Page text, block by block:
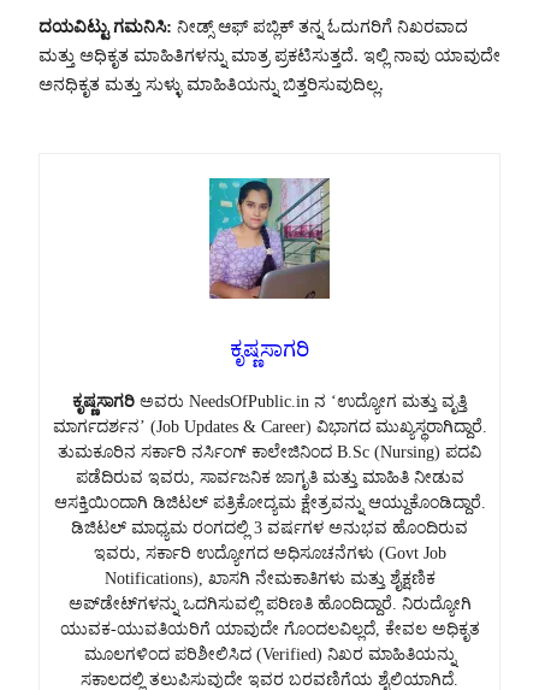
ದಯವಿಟ್ಟು ಗಮನಿಸಿ: ನೀಡ್ಸ್ ಆಫ್ ಪಬ್ಲಿಕ್ ತನ್ನ ಓದುಗರಿಗೆ ನಿಖರವಾದ
ಮತ್ತು ಅಧಿಕೃತ ಮಾಹಿತಿಗಳನ್ನು ಮಾತ್ರ ಪ್ರಕಟಿಸುತ್ತದೆ. ಇಲ್ಲಿ ನಾವು ಯಾವುದೇ
ಅನಧಿಕೃತ ಮತ್ತು ಸುಳ್ಳು ಮಾಹಿತಿಯನ್ನು ಬಿತ್ತರಿಸುವುದಿಲ್ಲ.
ಕೃಷ್ಣಸಾಗರಿ
ಕೃಷ್ಣಸಾಗರಿ ಅವರು NeedsOfPublic.in ನ ‘ಉದ್ಯೋಗ ಮತ್ತು ವೃತ್ತಿ
ಮಾರ್ಗದರ್ಶನ’ (Job Updates & Career) ವಿಭಾಗದ ಮುಖ್ಯಸ್ಥರಾಗಿದ್ದಾರೆ.
ತುಮಕೂರಿನ ಸರ್ಕಾರಿ ನರ್ಸಿಂಗ್ ಕಾಲೇಜಿನಿಂದ B.Sc (Nursing) ಪದವಿ
ಪಡೆದಿರುವ ಇವರು, ಸಾರ್ವಜನಿಕ ಜಾಗೃತಿ ಮತ್ತು ಮಾಹಿತಿ ನೀಡುವ
ಆಸಕ್ತಿಯಿಂದಾಗಿ ಡಿಜಿಟಲ್ ಪತ್ರಿಕೋದ್ಯಮ ಕ್ಷೇತ್ರವನ್ನು ಆಯ್ದುಕೊಂಡಿದ್ದಾರೆ.
ಡಿಜಿಟಲ್ ಮಾಧ್ಯಮ ರಂಗದಲ್ಲಿ 3 ವರ್ಷಗಳ ಅನುಭವ ಹೊಂದಿರುವ
ಇವರು, ಸರ್ಕಾರಿ ಉದ್ಯೋಗದ ಅಧಿಸೂಚನೆಗಳು (Govt Job
Notifications), ಖಾಸಗಿ ನೇಮಕಾತಿಗಳು ಮತ್ತು ಶೈಕ್ಷಣಿಕ
ಅಪ್‌ಡೇಟ್‌ಗಳನ್ನು ಒದಗಿಸುವಲ್ಲಿ ಪರಿಣತಿ ಹೊಂದಿದ್ದಾರೆ. ನಿರುದ್ಯೋಗಿ
ಯುವಕ-ಯುವತಿಯರಿಗೆ ಯಾವುದೇ ಗೊಂದಲವಿಲ್ಲದೆ, ಕೇವಲ ಅಧಿಕೃತ
ಮೂಲಗಳಿಂದ ಪರಿಶೀಲಿಸಿದ (Verified) ನಿಖರ ಮಾಹಿತಿಯನ್ನು
ಸಕಾಲದಲ್ಲಿ ತಲುಪಿಸುವುದೇ ಇವರ ಬರವಣಿಗೆಯ ಶೈಲಿಯಾಗಿದೆ.